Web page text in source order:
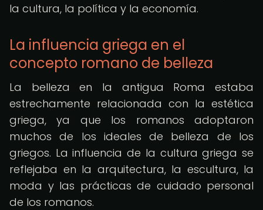
la cultura, la política y la economía.
La influencia griega en el
concepto romano de belleza
La belleza en la antigua Roma estaba
estrechamente relacionada con la estética
griega, ya que los romanos adoptaron
muchos de los ideales de belleza de los
griegos. La influencia de la cultura griega se
reflejaba en la arquitectura, la escultura, la
moda y las prácticas de cuidado personal
de los romanos.